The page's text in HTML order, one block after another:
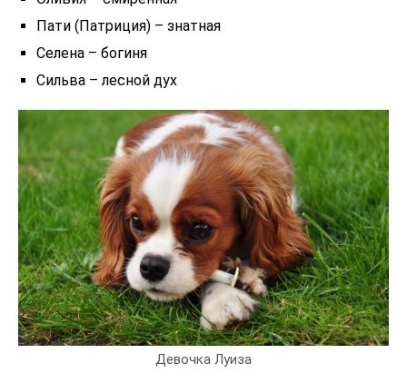
Пати (Патриция) – знатная
Селена – богиня
Сильва – лесной дух
Девочка Луиза